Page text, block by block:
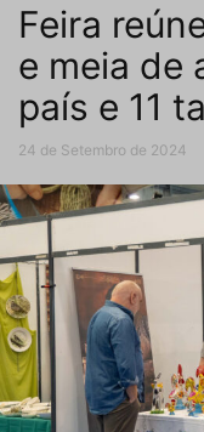
Feira
e meia de
país e 11
24 de Setembro de 2024